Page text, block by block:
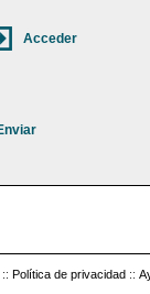
:: Política de privacidad ::